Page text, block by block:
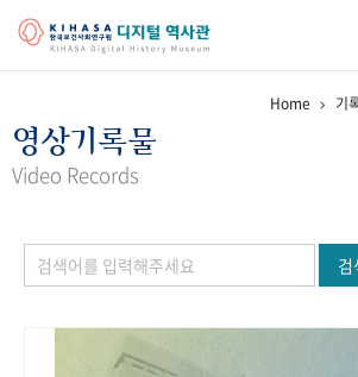
걸어온 길 기관 변천사
정책과 연구 키워드로 보는 연구 역사
Home 기
영상기록물
Video Records
검